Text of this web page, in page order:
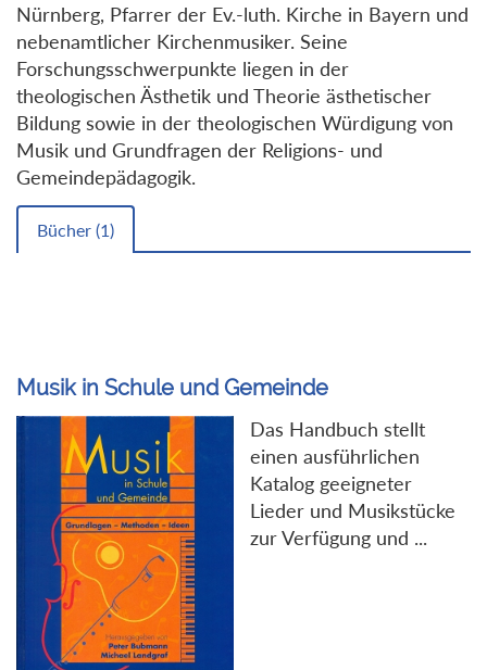
Nürnberg, Pfarrer der Ev.-luth. Kirche in Bayern und
nebenamtlicher Kirchenmusiker. Seine
Forschungsschwerpunkte liegen in der
theologischen Ästhetik und Theorie ästhetischer
Bildung sowie in der theologischen Würdigung von
Musik und Grundfragen der Religions- und
Gemeindepädagogik.
Bücher (1)
Musik in Schule und Gemeinde
Das Handbuch stellt
einen ausführlichen
Katalog geeigneter
Lieder und Musikstücke
zur Verfügung und ...